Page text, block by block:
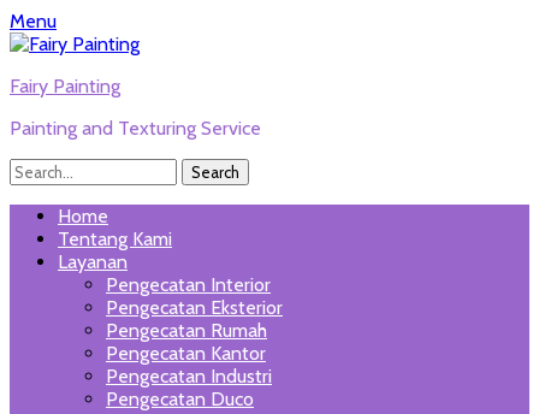
Menu
Fairy Painting
Painting and Texturing Service
Search
for:
Primary
Menu
Skip
content
Home
Tentang Kami
Layanan
Pengecatan Interior
Pengecatan Eksterior
Pengecatan Rumah
Pengecatan Kantor
Pengecatan Industri
Pengecatan Duco